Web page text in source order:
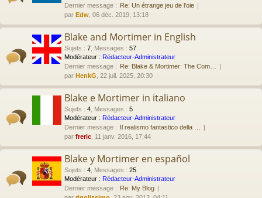
Dernier message : Re: Un étrange jeu de l'oie
par Edw , 06 déc. 2019, 13:18
Blake and Mortimer in English
Sujets : 7 Messages : 57
Modérateur : Rédacteur-Administrateur
Dernier message : Re: Blake & Mortimer: The Com…
par HenkG , 22 juil. 2025, 20:30
Blake e Mortimer in italiano
Sujets : 4 Messages : 5
Modérateur : Rédacteur-Administrateur
Dernier message : Il realismo fantastico della …
par freric , 11 janv. 2016, 17:44
Blake y Mortimer en español
Sujets : 4 Messages : 25
Modérateur : Rédacteur-Administrateur
Dernier message : Re: My Blog